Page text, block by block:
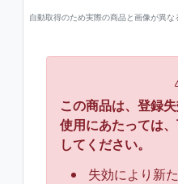
自動取得のため実際の商品と画像が異な
この商品は、登録
使用にあたっては
してください。
失効により新